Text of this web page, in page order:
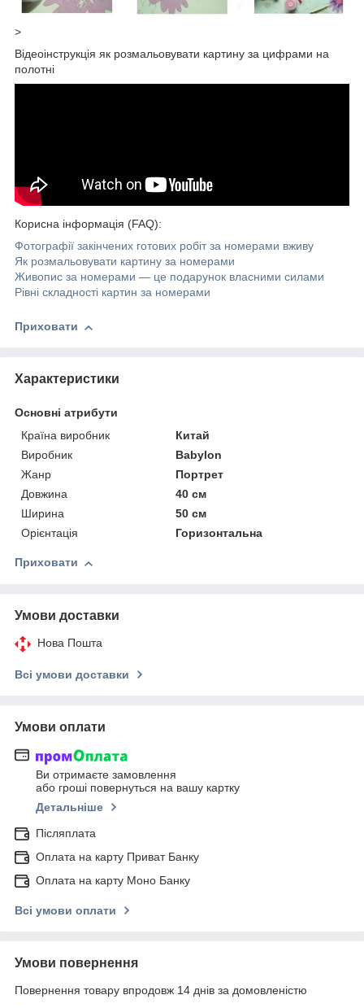
>
Відеоінструкція як розмальовувати картину за цифрами на
полотні
Корисна інформація (FAQ):
Фотографії закінчених готових робіт за номерами вживу
Як розмальовувати картину за номерами
Живопис за номерами — це подарунок власними силами
Рівні складності картин за номерами
Приховати
Характеристики
Основні атрибути
Країна виробник
Китай
Виробник
Babylon
Жанр
Портрет
Довжина
40 см
Ширина
50 см
Орієнтація
Горизонтальна
Приховати
Умови доставки
Нова Пошта
Всі умови доставки
Умови оплати
Ви отримаєте замовлення
або гроші повернуться на вашу картку
Детальніше
Післяплата
Оплата на карту Приват Банку
Оплата на карту Моно Банку
Всі умови оплати
Умови повернення
Повернення товару впродовж 14 днів за домовленістю